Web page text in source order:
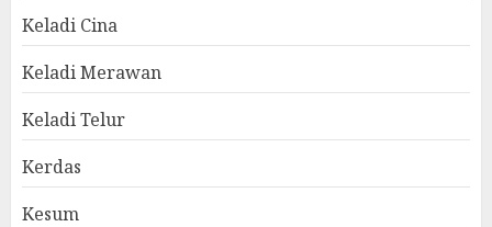
Keladi Cina
Keladi Merawan
Keladi Telur
Kerdas
Kesum